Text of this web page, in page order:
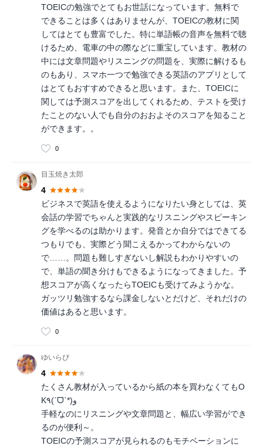
TOEICの勉強でとてもお世話になっています。無料で
できることは多くはありませんが、TOEICの教材に関
してはとても豊富でした。特に単語帳の音声を無料で聴
けるため、電車の中の際などに重宝しています。教材の
中には文章問題やリスニングの問題を、実際に解けるも
のもあり、スマホ一つで勉強できる英語のアプリとして
はとてもおすすめできると思います。また、TOEICに
関しては予測スコアを出してくれるため、テストを受け
たことのない人でも自分のおおよそのスコアを知ること
ができます。。
0
目玉焼き太郎
4
ビジネスで英語を使えるようになりたい身としては、英
会話の学習でちゃんと実践的なリスニングやスピーキン
グを学べるのは助かります。発音とか自分ではできてる
つもりでも、実際どう聞こえるかってわからないの
で……。問題も難しすぎないし解説もわかりやすいの
で、単語の聞き分けもできるようになってきました。予
想スコアが高くなったらTOEICも受けてみようかな。
ガッツリ勉強するなら課金しないとだけど、それだけの
価値はあると思います。
0
ゆいらぴ
4
たくさん教材が入っているから紙の本を買わなくてもO
K٩(ˊᗜˋ*)و
手軽なのにリスニングや文章問題と、幅広い学習ができ
るのが便利～。
TOEICの予測スコアが見られるのもモチベーションに